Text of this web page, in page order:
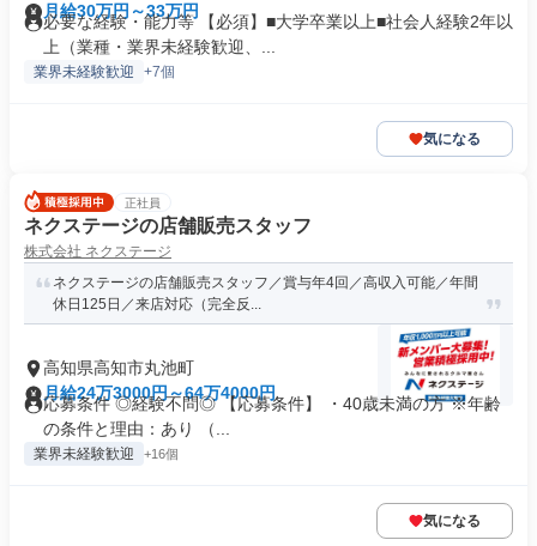
月給30万円～33万円
必要な経験・能力等 【必須】■大学卒業以上■社会人経験2年以
上（業種・業界未経験歓迎、...
業界未経験歓迎 +7個
気になる
正社員
ネクステージの店舗販売スタッフ
株式会社 ネクステージ
ネクステージの店舗販売スタッフ／賞与年4回／高収入可能／年間
休日125日／来店対応（完全反...
高知県高知市丸池町
月給24万3000円～64万4000円
応募条件 ◎経験不問◎ 【応募条件】 ・40歳未満の方 ※年齢
の条件と理由：あり （...
業界未経験歓迎 +16個
気になる